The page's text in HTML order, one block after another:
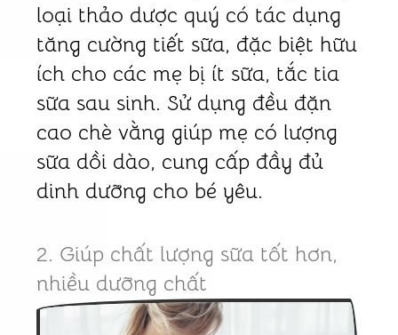
loại thảo dược quý có tác dụng
tăng cường tiết sữa, đặc biệt hữu
ích cho các mẹ bị ít sữa, tắc tia
sữa sau sinh. Sử dụng đều đặn
cao chè vằng giúp mẹ có lượng
sữa dồi dào, cung cấp đầy đủ
dinh dưỡng cho bé yêu.
2. Giúp chất lượng sữa tốt hơn,
nhiều dưỡng chất